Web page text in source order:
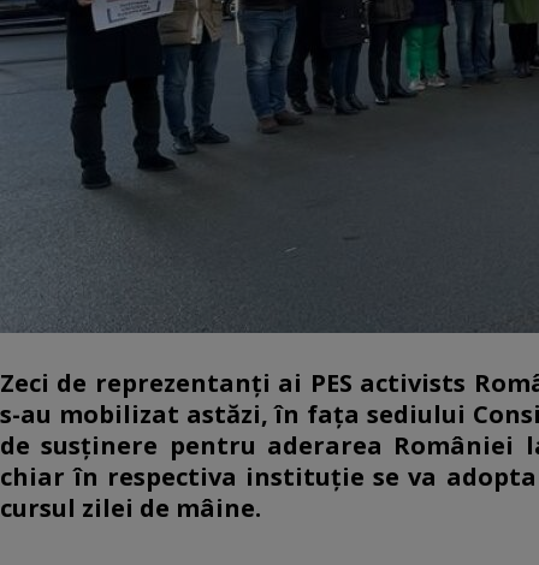
Zeci de reprezentanți ai PES activists
s-au mobilizat astăzi, în fața sediului
de susținere pentru aderarea României
chiar în respectiva instituție se va
cursul zilei de mâine.